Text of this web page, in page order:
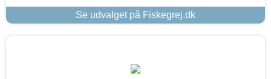
Se udvalget på Fiskegrej.dk